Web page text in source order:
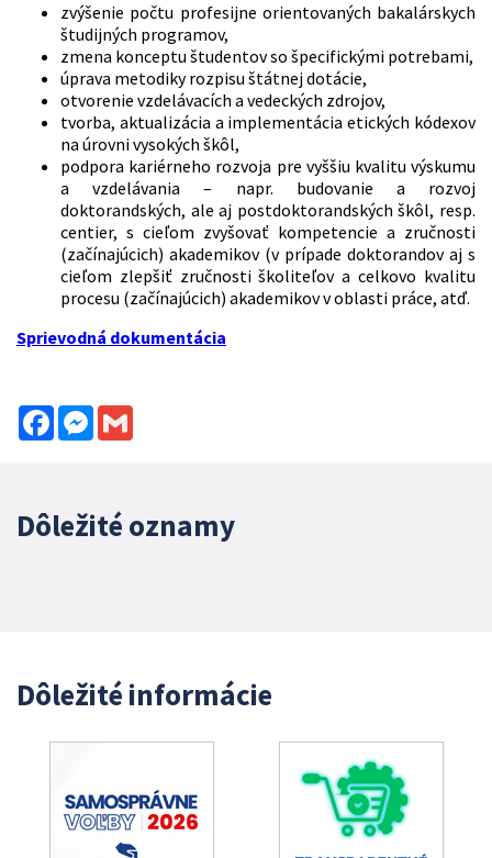
zvýšenie počtu profesijne orientovaných bakalárskych
študijných programov,
zmena konceptu študentov so špecifickými potrebami,
úprava metodiky rozpisu štátnej dotácie,
otvorenie vzdelávacích a vedeckých zdrojov,
tvorba, aktualizácia a implementácia etických kódexov
na úrovni vysokých škôl,
podpora kariérneho rozvoja pre vyššiu kvalitu výskumu
a vzdelávania – napr. budovanie a rozvoj
doktorandských, ale aj postdoktorandských škôl, resp.
centier, s cieľom zvyšovať kompetencie a zručnosti
(začínajúcich) akademikov (v prípade doktorandov aj s
cieľom zlepšiť zručnosti školiteľov a celkovo kvalitu
procesu (začínajúcich) akademikov v oblasti práce, atď.
Sprievodná dokumentácia
FacebookMessenger
Dôležité oznamy
Dôležité informácie